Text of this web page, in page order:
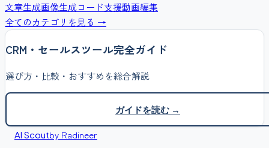
文章生成画像生成コード支援動画編集
全てのカテゴリを見る →
CRM・セールスツール完全ガイド
選び方・比較・おすすめを総合解説
ガイドを読む →
AI Scoutby Radineer